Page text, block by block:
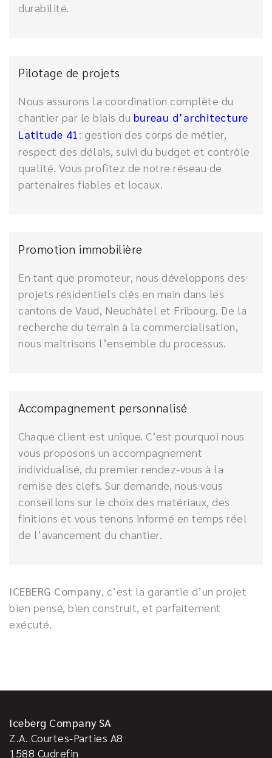
durabilité.
Pilotage de projets
Nous assurons la coordination complète du
chantier par le biais du bureau d’architecture
Latitude 41: gestion des corps de métier,
respect des délais, suivi du budget et contrôle
qualité. Vous profitez de notre réseau de
partenaires fiables et locaux.
Promotion immobilière
En tant que promoteur, nous développons des
projets résidentiels clés en main dans les
cantons de Vaud, Neuchâtel et Fribourg. De la
recherche du terrain à la commercialisation,
nous maîtrisons l’ensemble du processus.
Accompagnement personnalisé
Chaque client est unique. C’est pourquoi nous
vous proposons un accompagnement
individualisé, du premier rendez-vous à la
remise des clefs. Sur demande, nous vous
conseillons sur le choix des matériaux, des
finitions et vous tenons informé en temps réel
de l’avancement du chantier.
ICEBERG Company, c’est la garantie d’un projet
bien pensé, bien construit, et parfaitement
exécuté.
Iceberg Company SA
Z.A. Courtes-Parties A8
1588 Cudrefin